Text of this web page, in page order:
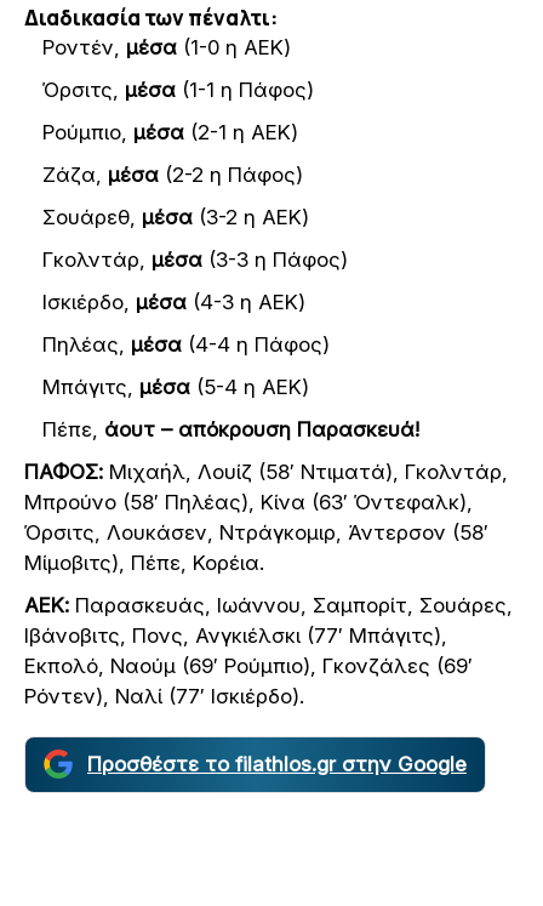
Διαδικασία των πέναλτι:
Ροντέν, μέσα (1-0 η ΑΕΚ)
Όρσιτς, μέσα (1-1 η Πάφος)
Ρούμπιο, μέσα (2-1 η ΑΕΚ)
Ζάζα, μέσα (2-2 η Πάφος)
Σουάρεθ, μέσα (3-2 η ΑΕΚ)
Γκολντάρ, μέσα (3-3 η Πάφος)
Ισκιέρδο, μέσα (4-3 η ΑΕΚ)
Πηλέας, μέσα (4-4 η Πάφος)
Μπάγιτς, μέσα (5-4 η ΑΕΚ)
Πέπε, άουτ – απόκρουση Παρασκευά!
ΠΑΦΟΣ: Μιχαήλ, Λουίζ (58′ Ντιματά), Γκολντάρ,
Μπρούνο (58′ Πηλέας), Κίνα (63′ Όντεφαλκ),
Όρσιτς, Λουκάσεν, Ντράγκομιρ, Άντερσον (58′
Μίμοβιτς), Πέπε, Κορέια.
ΑΕΚ: Παρασκευάς, Ιωάννου, Σαμπορίτ, Σουάρες,
Ιβάνοβιτς, Πονς, Ανγκιέλσκι (77′ Μπάγιτς),
Εκπολό, Ναούμ (69′ Ρούμπιο), Γκονζάλες (69′
Ρόντεν), Ναλί (77′ Ισκιέρδο).
Προσθέστε το filathlos.gr στην Google